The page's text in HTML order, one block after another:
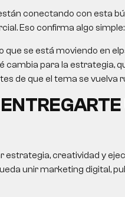
conectando con esta
Eso confirma algo
que se está moviendo en
cambia para la estrategia,
de que el tema se vuelva
estrategia, creatividad y
unir marketing digital,